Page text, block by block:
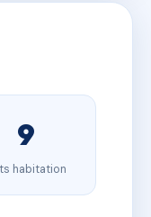
9
habitation